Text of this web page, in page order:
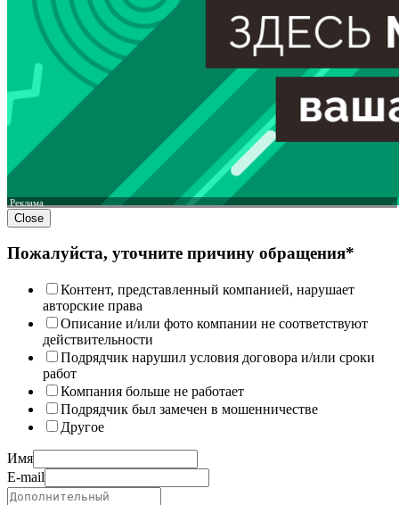
Реклама
Close
Пожалуйста, уточните причину обращения*
Контент, представленный компанией, нарушает
авторские права
Описание и/или фото компании не соответствуют
действительности
Подрядчик нарушил условия договора и/или сроки
работ
Компания больше не работает
Подрядчик был замечен в мошенничестве
Другое
Имя
E-mail